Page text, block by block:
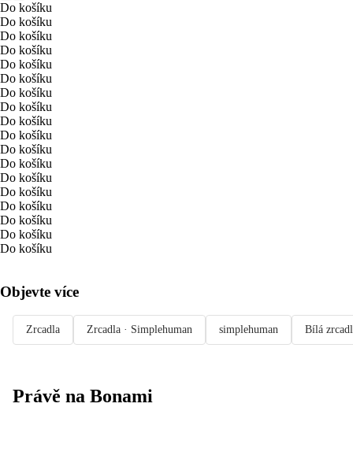
Do košíku
Do košíku
Do košíku
Do košíku
Do košíku
Do košíku
Do košíku
Do košíku
Do košíku
Do košíku
Do košíku
Do košíku
Do košíku
Do košíku
Do košíku
Do košíku
Do košíku
Do košíku
Objevte více
Zrcadla Zrcadla · Simplehuman simplehuman Bílá
Právě na Bonami